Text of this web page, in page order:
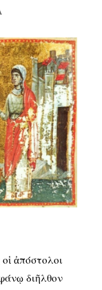
ἀπόστολοι
διῆλθον